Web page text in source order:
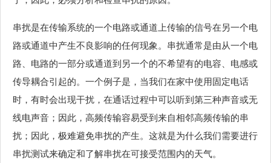
串扰是在传输系统的一个电路或通道上传输的信号在另一个电
路或通道中产生不良影响的任何现象。串扰通常是由从一个电
路、电路的一部分或通道到另一个的不希望有的电容、电感或
传导耦合引起的。一个例子是，当我们在家中使用固定电话
时，有时会出现干扰，在通话过程中可以听到第三种声音或无
线电声音；因此，高频传输容易受到来自相邻高频传输的串
扰；因此，极难避免串扰的产生。这就是为什么我们需要进行
串扰测试来确定和了解串扰在可接受范围内的天气。